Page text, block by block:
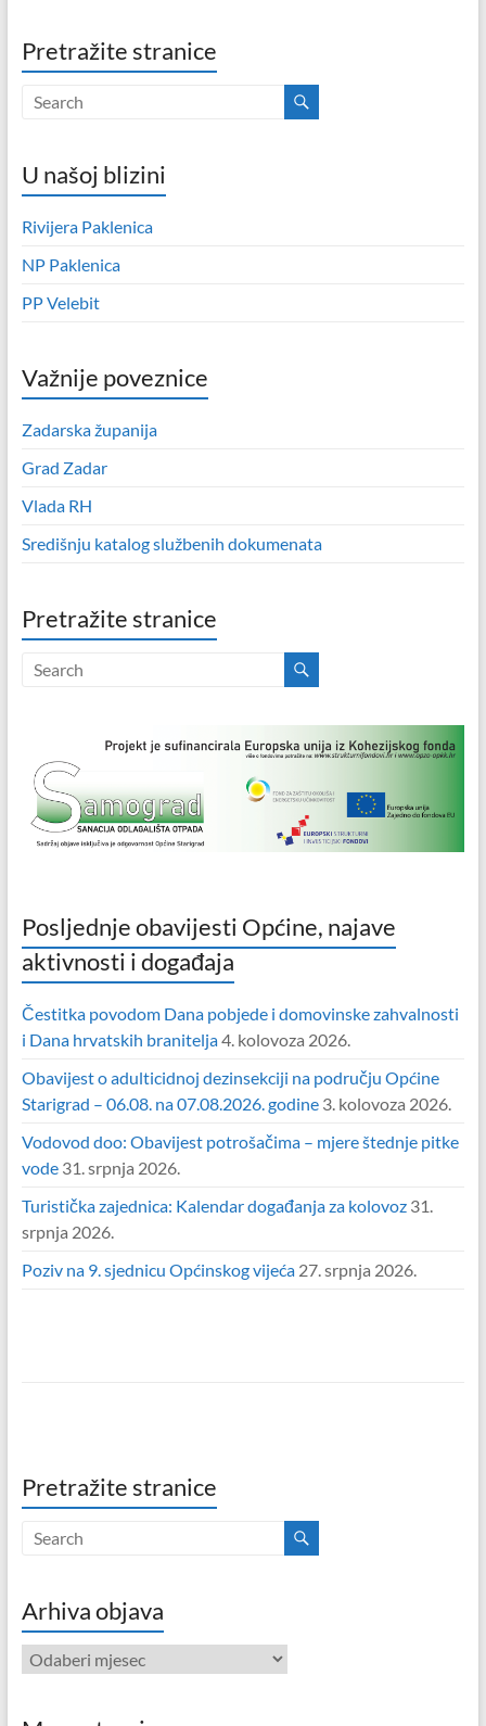
Pretražite stranice
U našoj blizini
Rivijera Paklenica
NP Paklenica
PP Velebit
Važnije poveznice
Zadarska županija
Grad Zadar
Vlada RH
Središnju katalog službenih dokumenata
Pretražite stranice
Posljednje obavijesti Općine, najave
aktivnosti i događaja
Čestitka povodom Dana pobjede i domovinske zahvalnosti
i Dana hrvatskih branitelja4. kolovoza 2026.
Obavijest o adulticidnoj dezinsekciji na području Općine
Starigrad – 06.08. na 07.08.2026. godine 3. kolovoza 2026.
Vodovod doo: Obavijest potrošačima – mjere štednje pitke
vode 31. srpnja 2026.
Turistička zajednica: Kalendar događanja za kolovoz 31.
srpnja 2026.
Poziv na 9. sjednicu Općinskog vijeća 27. srpnja 2026.
Pretražite stranice
Arhiva objava
Arhiva
objava